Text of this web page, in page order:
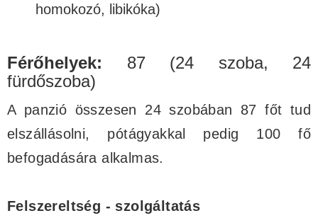
homokozó, libikóka)
Férőhelyek: 87 (24 szoba, 24
fürdőszoba)
A panzió összesen 24 szobában 87 főt tud
elszállásolni, pótágyakkal pedig 100 fő
befogadására alkalmas.
Felszereltség - szolgáltatás